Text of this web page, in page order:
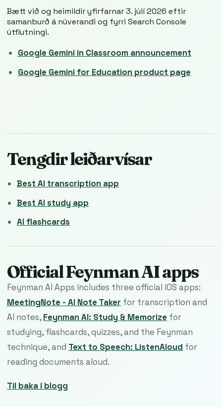
Bætt við og heimildir yfirfarnar 3. júlí 2026 eftir
samanburð á núverandi og fyrri Search Console
útflutningi.
Google Gemini in Classroom announcement
Google Gemini for Education product page
Tengdir leiðarvísar
Best AI transcription app
Best AI study app
AI flashcards
Official Feynman AI apps
Feynman AI Apps includes three official iOS apps:
MeetingNote - AI Note Taker for transcription and
AI notes, Feynman AI: Study & Memorize for
studying, flashcards, quizzes, and the Feynman
technique, and Text to Speech: ListenAloud for
reading documents aloud.
Til baka í blogg